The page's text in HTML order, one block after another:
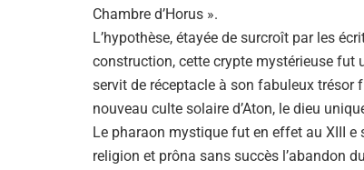
Chambre d’Horus ».
L’hypothèse, étayée de surcroît par les
construction, cette crypte mystérieuse fut
servit de réceptacle à son fabuleux trésor
nouveau culte solaire d’Aton, le dieu
Le pharaon mystique fut en effet au XIII e
religion et prôna sans succès l’abandon